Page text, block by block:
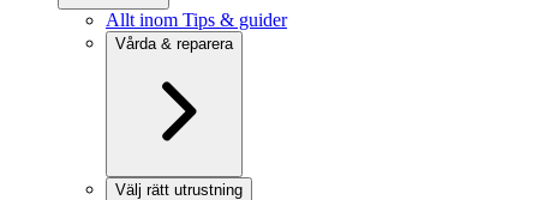
Allt inom Tips & guider
Vårda & reparera
Välj rätt utrustning